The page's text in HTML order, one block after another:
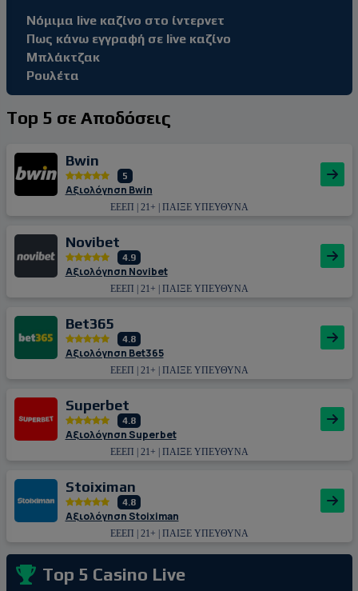
Νόμιμα live καζίνο στο ίντερνετ
Πως κάνω εγγραφή σε live καζίνο
Μπλάκτζακ
Ρουλέτα
Top 5 σε Αποδόσεις
Bwin
5
Αξιολόγηση Bwin
ΕΕΕΠ | 21+ | ΠΑΙΞΕ ΥΠΕΥΘΥΝΑ
Novibet
4.9
Αξιολόγηση Novibet
ΕΕΕΠ | 21+ | ΠΑΙΞΕ ΥΠΕΥΘΥΝΑ
Bet365
4.8
Αξιολόγηση Bet365
ΕΕΕΠ | 21+ | ΠΑΙΞΕ ΥΠΕΥΘΥΝΑ
Superbet
4.8
Αξιολόγηση Superbet
ΕΕΕΠ | 21+ | ΠΑΙΞΕ ΥΠΕΥΘΥΝΑ
Stoiximan
4.8
Αξιολόγηση Stoiximan
ΕΕΕΠ | 21+ | ΠΑΙΞΕ ΥΠΕΥΘΥΝΑ
Top 5 Casino Live